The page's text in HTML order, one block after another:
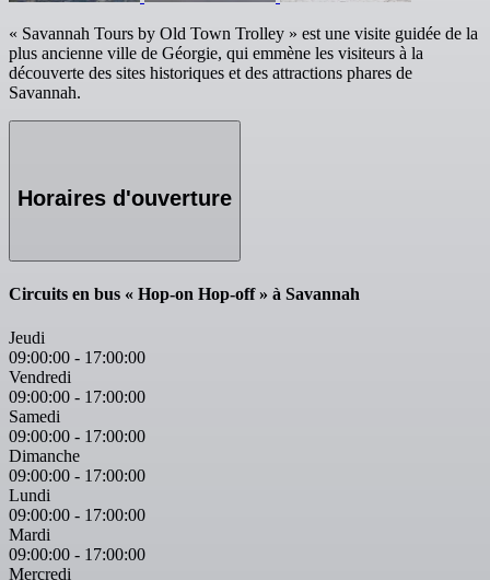
« Savannah Tours by Old Town Trolley » est une visite guidée de la
plus ancienne ville de Géorgie, qui emmène les visiteurs à la
découverte des sites historiques et des attractions phares de
Savannah.
Horaires d'ouverture
Circuits en bus « Hop-on Hop-off » à Savannah
Jeudi
09:00:00 - 17:00:00
Vendredi
09:00:00 - 17:00:00
Samedi
09:00:00 - 17:00:00
Dimanche
09:00:00 - 17:00:00
Lundi
09:00:00 - 17:00:00
Mardi
09:00:00 - 17:00:00
Mercredi